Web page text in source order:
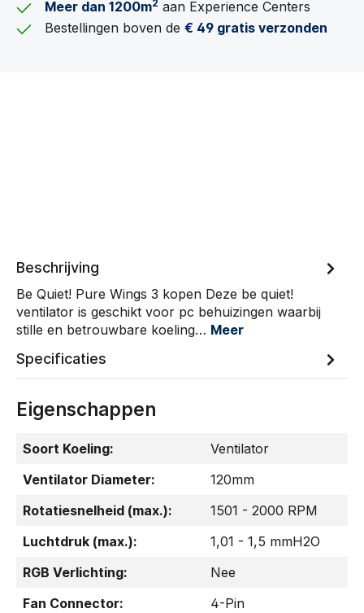
Meer dan 1200m2 aan Experience Centers
Bestellingen boven de€ 49 gratis verzonden
Beschrijving
Be Quiet! Pure Wings 3 kopen Deze be quiet!
ventilator is geschikt voor pc behuizingen waarbij
stille en betrouwbare koeling… Meer
Specificaties
Eigenschappen
Soort Koeling:
Ventilator
Ventilator Diameter:
120mm
Rotatiesnelheid (max.):
1501 - 2000 RPM
Luchtdruk (max.):
1,01 - 1,5 mmH2O
RGB Verlichting:
Nee
Fan Connector:
4-Pin